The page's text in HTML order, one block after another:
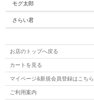
モグ太郎
さらい君
お店のトップへ戻る
カートを見る
マイページ&新規会員登録はこちら
ご利用案内